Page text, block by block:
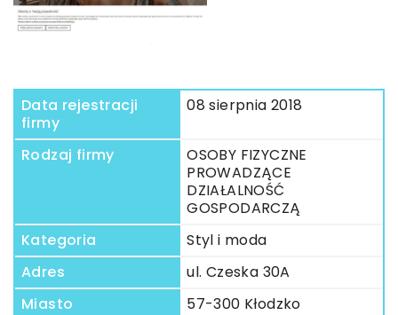
Data rejestracji
firmy
08 sierpnia 2018
Rodzaj firmy
OSOBY FIZYCZNE
PROWADZĄCE
DZIAŁALNOŚĆ
GOSPODARCZĄ
Kategoria
Styl i moda
Adres
ul. Czeska 30A
Miasto
57-300 Kłodzko